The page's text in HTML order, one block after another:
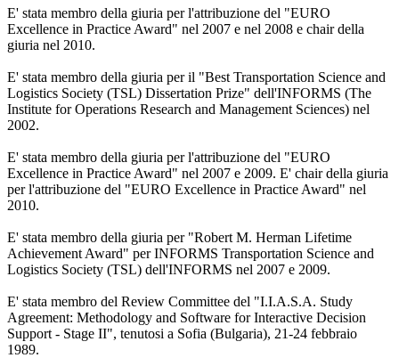
E' stata membro della giuria per l'attribuzione del "EURO
Excellence in Practice Award" nel 2007 e nel 2008 e chair della
giuria nel 2010.
E' stata membro della giuria per il "Best Transportation Science and
Logistics Society (TSL) Dissertation Prize" dell'INFORMS (The
Institute for Operations Research and Management Sciences) nel
2002.
E' stata membro della giuria per l'attribuzione del "EURO
Excellence in Practice Award" nel 2007 e 2009. E' chair della giuria
per l'attribuzione del "EURO Excellence in Practice Award" nel
2010.
E' stata membro della giuria per "Robert M. Herman Lifetime
Achievement Award" per INFORMS Transportation Science and
Logistics Society (TSL) dell'INFORMS nel 2007 e 2009.
E' stata membro del Review Committee del "I.I.A.S.A. Study
Agreement: Methodology and Software for Interactive Decision
Support - Stage II", tenutosi a Sofia (Bulgaria), 21-24 febbraio
1989.